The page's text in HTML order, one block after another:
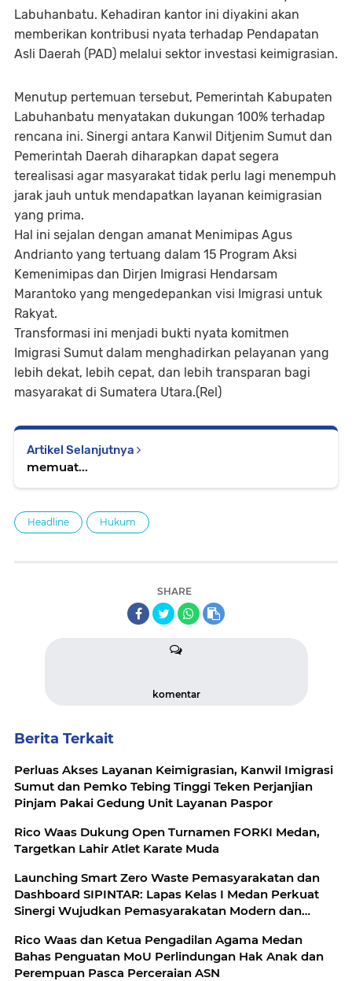
Labuhanbatu. Kehadiran kantor ini diyakini akan
memberikan kontribusi nyata terhadap Pendapatan
Asli Daerah (PAD) melalui sektor investasi keimigrasian.
Menutup pertemuan tersebut, Pemerintah Kabupaten
Labuhanbatu menyatakan dukungan 100% terhadap
rencana ini. Sinergi antara Kanwil Ditjenim Sumut dan
Pemerintah Daerah diharapkan dapat segera
terealisasi agar masyarakat tidak perlu lagi menempuh
jarak jauh untuk mendapatkan layanan keimigrasian
yang prima.
Hal ini sejalan dengan amanat Menimipas Agus
Andrianto yang tertuang dalam 15 Program Aksi
Kemenimipas dan Dirjen Imigrasi Hendarsam
Marantoko yang mengedepankan visi Imigrasi untuk
Rakyat.
Transformasi ini menjadi bukti nyata komitmen
Imigrasi Sumut dalam menghadirkan pelayanan yang
lebih dekat, lebih cepat, dan lebih transparan bagi
masyarakat di Sumatera Utara.(Rel)
Artikel Selanjutnya
memuat...
Headline Hukum
SHARE
komentar
Berita Terkait
Perluas Akses Layanan Keimigrasian, Kanwil Imigrasi
Sumut dan Pemko Tebing Tinggi Teken Perjanjian
Pinjam Pakai Gedung Unit Layanan Paspor
Rico Waas Dukung Open Turnamen FORKI Medan,
Targetkan Lahir Atlet Karate Muda
Launching Smart Zero Waste Pemasyarakatan dan
Dashboard SIPINTAR: Lapas Kelas I Medan Perkuat
Sinergi Wujudkan Pemasyarakatan Modern dan
Strategis
Rico Waas dan Ketua Pengadilan Agama Medan
Bahas Penguatan MoU Perlindungan Hak Anak dan
Perempuan Pasca Perceraian ASN